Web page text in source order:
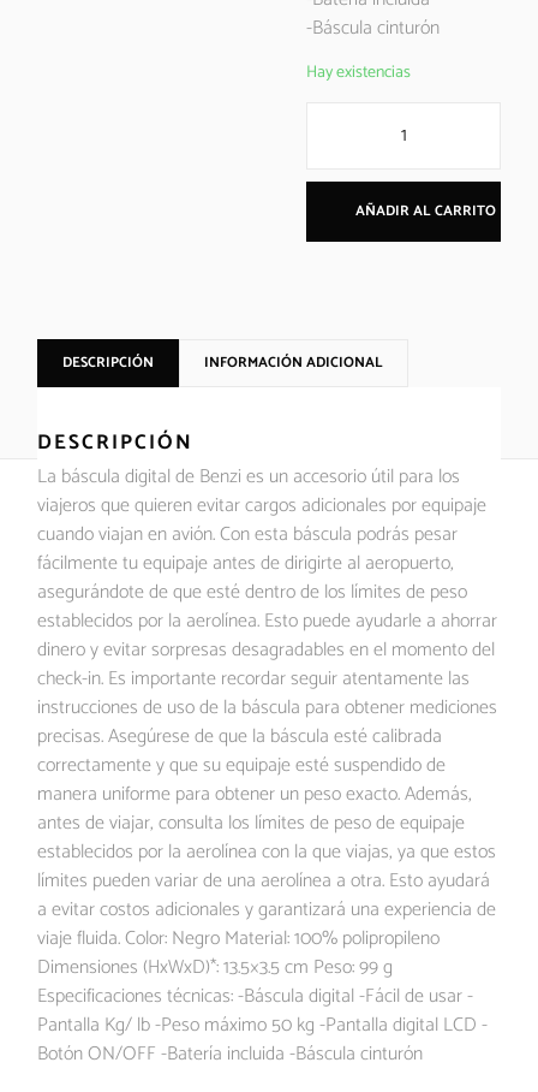
-Báscula cinturón
Hay existencias
AÑADIR AL CARRITO
DESCRIPCIÓN INFORMACIÓN ADICIONAL
DESCRIPCIÓN
La báscula digital de Benzi es un accesorio útil para los
viajeros que quieren evitar cargos adicionales por equipaje
cuando viajan en avión. Con esta báscula podrás pesar
fácilmente tu equipaje antes de dirigirte al aeropuerto,
asegurándote de que esté dentro de los límites de peso
establecidos por la aerolínea. Esto puede ayudarle a ahorrar
dinero y evitar sorpresas desagradables en el momento del
check-in. Es importante recordar seguir atentamente las
instrucciones de uso de la báscula para obtener mediciones
precisas. Asegúrese de que la báscula esté calibrada
correctamente y que su equipaje esté suspendido de
manera uniforme para obtener un peso exacto. Además,
antes de viajar, consulta los límites de peso de equipaje
establecidos por la aerolínea con la que viajas, ya que estos
límites pueden variar de una aerolínea a otra. Esto ayudará
a evitar costos adicionales y garantizará una experiencia de
viaje fluida. Color: Negro Material: 100% polipropileno
Dimensiones (HxWxD)*: 13.5×3.5 cm Peso: 99 g
Especificaciones técnicas: -Báscula digital -Fácil de usar -
Pantalla Kg/ lb -Peso máximo 50 kg -Pantalla digital LCD -
Botón ON/OFF -Batería incluida -Báscula cinturón